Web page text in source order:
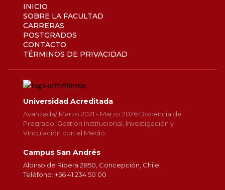
INICIO
SOBRE LA FACULTAD
CARRERAS
POSTGRADOS
CONTACTO
TÉRMINOS DE PRIVACIDAD
Universidad Acreditada
Avanzada/ Marzo 2021 - Marzo 2026 Docencia de
Pregrado, Gestión Institucional, Investigación y
Vinculación con el Medio.
Campus San Andrés
Alonso de Ribera 2850, Concepción, Chile
Teléfono: +56 41 234 50 00